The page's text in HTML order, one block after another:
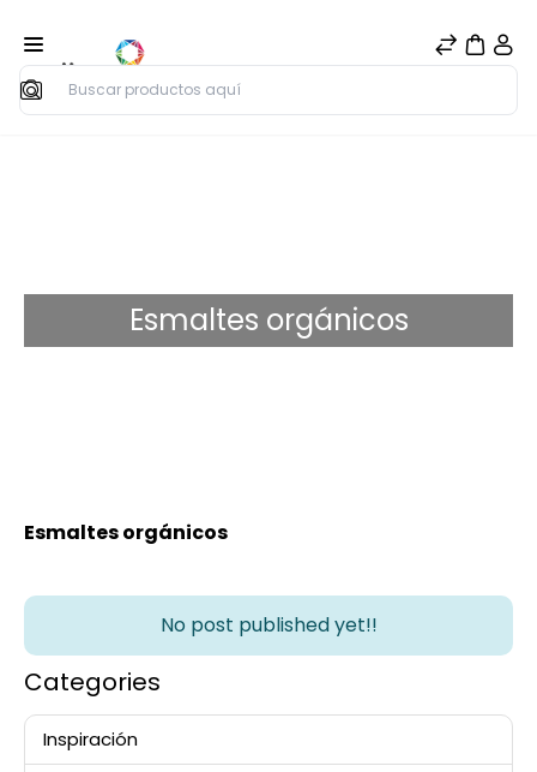
Buscar
Esmaltes orgánicos
Esmaltes orgánicos
No post published yet!!
Categories
Inspiración